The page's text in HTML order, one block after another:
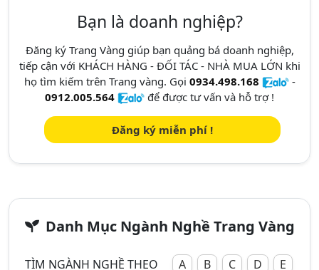
Bạn là doanh nghiệp?
Đăng ký Trang Vàng giúp bạn quảng bá doanh nghiệp,
tiếp cận với KHÁCH HÀNG - ĐỐI TÁC - NHÀ MUA LỚN khi
họ tìm kiếm trên Trang vàng. Gọi 0934.498.168
-
0912.005.564
để được tư vấn và hỗ trợ !
Đăng ký miễn phí !
Danh Mục Ngành Nghề Trang Vàng
TÌM NGÀNH NGHỀ THEO A B C D E